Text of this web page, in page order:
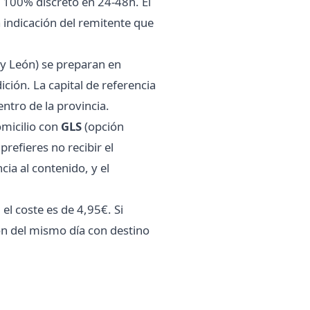
del remitente que
León) se preparan en
La capital de referencia
de la provincia.
con GLS(opción
no recibir el
al contenido, y el
coste es de 4,95€. Si
del mismo día con destino